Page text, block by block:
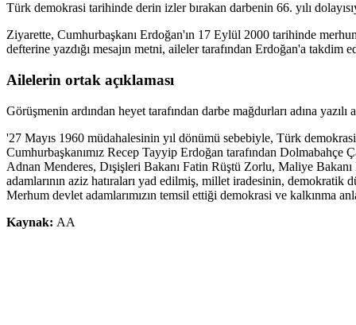
Türk demokrasi tarihinde derin izler bırakan darbenin 66. yılı
Ziyarette, Cumhurbaşkanı Erdoğan'ın 17 Eylül 2000 tarihinde
defterine yazdığı mesajın metni, aileler tarafından Erdoğan'a takdim
Ailelerin ortak açıklaması
Görüşmenin ardından heyet tarafından darbe mağdurları adına
'27 Mayıs 1960 müdahalesinin yıl dönümü sebebiyle, Türk
Cumhurbaşkanımız Recep Tayyip Erdoğan tarafından
Adnan Menderes, Dışişleri Bakanı Fatin Rüştü Zorlu, Maliye
adamlarının aziz hatıraları yad edilmiş, millet iradesinin, demokratik
Merhum devlet adamlarımızın temsil ettiği demokrasi ve kalkınma
Kaynak: AA